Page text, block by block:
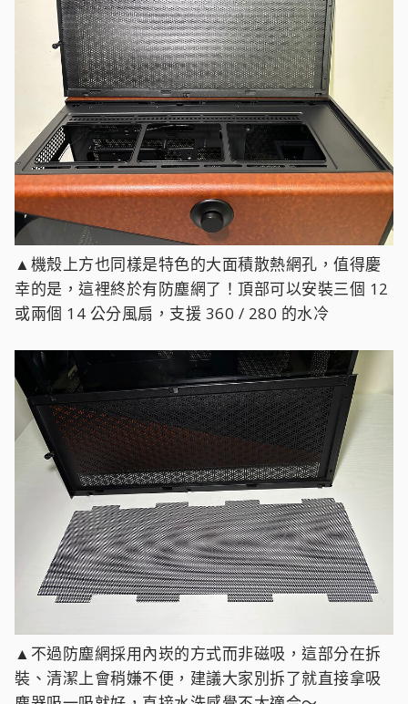
▲機殼上方也同樣是特色的大面積散熱網孔，值得慶
幸的是，這裡終於有防塵網了！頂部可以安裝三個 12
或兩個 14 公分風扇，支援 360 / 280 的水冷
▲不過防塵網採用內崁的方式而非磁吸，這部分在拆
裝、清潔上會稍嫌不便，建議大家別拆了就直接拿吸